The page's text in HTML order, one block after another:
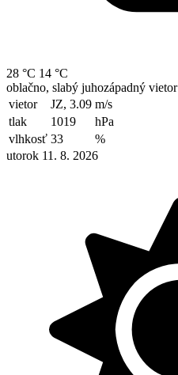
28 °C 14 °C
oblačno, slabý juhozápadný vietor
vietor
JZ, 3.09 m/s
tlak
1019
hPa
vlhkosť 33
%
utorok 11. 8. 2026